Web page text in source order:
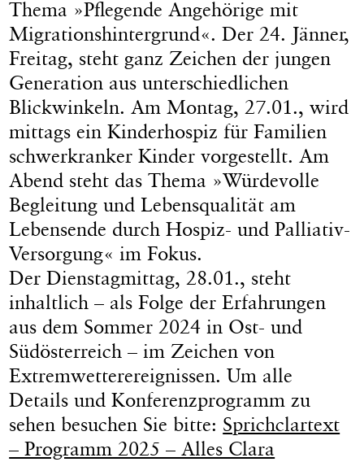
Thema »Pflegende Angehörige mit
Migrationshintergrund«. Der 24. Jänner,
Freitag, steht ganz Zeichen der jungen
Generation aus unterschiedlichen
Blickwinkeln. Am Montag, 27.01., wird
mittags ein Kinderhospiz für Familien
schwerkranker Kinder vorgestellt. Am
Abend steht das Thema »Würdevolle
Begleitung und Lebensqualität am
Lebensende durch Hospiz- und Palliativ-
Versorgung« im Fokus.
Der Dienstagmittag, 28.01., steht
inhaltlich – als Folge der Erfahrungen
aus dem Sommer 2024 in Ost- und
Südösterreich – im Zeichen von
Extremwetterereignissen. Um alle
Details und Konferenzprogramm zu
sehen besuchen Sie bitte: Sprichclartext
– Programm 2025 – Alles Clara